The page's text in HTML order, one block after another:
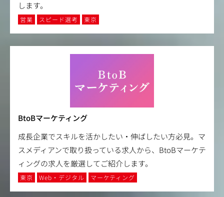
します。
営業 スピード選考 東京
BtoBマーケティング
成長企業でスキルを活かしたい・伸ばしたい方必見。マ
スメディアンで取り扱っている求人から、BtoBマーケテ
ィングの求人を厳選してご紹介します。
東京 Web・デジタル マーケティング